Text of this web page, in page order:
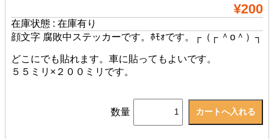
¥200
在庫状態 : 在庫有り
顔文字 腐敗中ステッカーです。ﾎﾓｫです。
┌（┌ ＾o＾）┐
どこにでも貼れます。車に貼ってもよいです。
５５ミリ×２００ミリです。
数量